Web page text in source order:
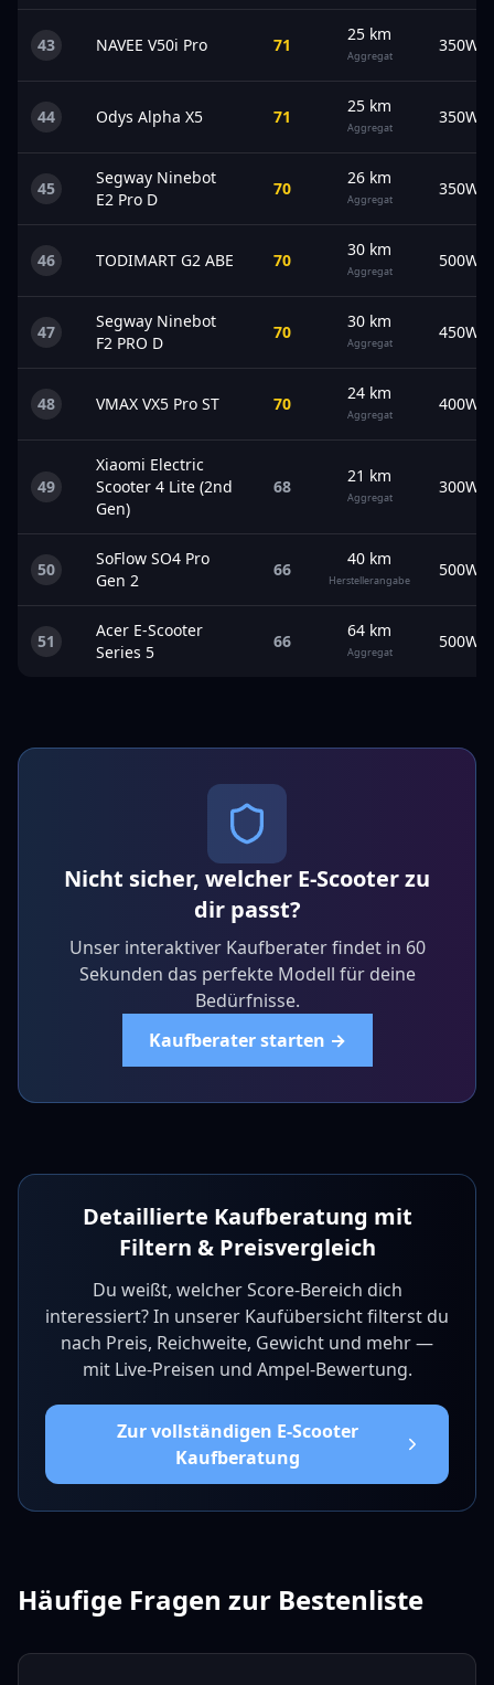
43 NAVEE V50i Pro 71
25 km
Aggregat
350W
44 Odys Alpha X5 71
25 km
Aggregat
350W
45
Segway Ninebot
E2 Pro D
70
26 km
Aggregat
350W
46 TODIMART G2 ABE 70
30 km
Aggregat
500W
47
Segway Ninebot
F2 PRO D
70
30 km
Aggregat
450W
48 VMAX VX5 Pro ST 70
24 km
Aggregat
400W
49
Xiaomi Electric
Scooter 4 Lite (2nd
Gen)
68
21 km
Aggregat
300W
50
SoFlow SO4 Pro
Gen 2
66
40 km
Herstellerangabe
500W
51
Acer E-Scooter
Series 5
66
64 km
Aggregat
500W
Nicht sicher, welcher E-Scooter zu
dir passt?
Unser interaktiver Kaufberater findet in 60
Sekunden das perfekte Modell für deine
Bedürfnisse.
Kaufberater starten →
Detaillierte Kaufberatung mit
Filtern & Preisvergleich
Du weißt, welcher Score-Bereich dich
interessiert? In unserer Kaufübersicht filterst du
nach Preis, Reichweite, Gewicht und mehr —
mit Live-Preisen und Ampel-Bewertung.
Zur vollständigen E-Scooter
Kaufberatung
Häufige Fragen zur Bestenliste